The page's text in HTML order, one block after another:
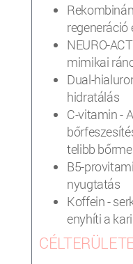
NEURO-
mimikai
Dual-
hidratálás
C-vitamin -
telibb
B5-
nyugtatás
Koffein -
enyhíti a